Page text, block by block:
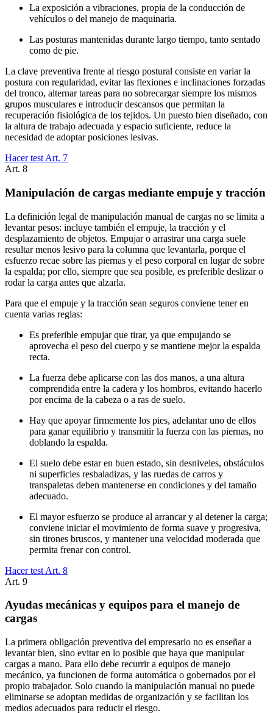
La exposición a vibraciones, propia de la conducción de
vehículos o del manejo de maquinaria.
Las posturas mantenidas durante largo tiempo, tanto sentado
como de pie.
La clave preventiva frente al riesgo postural consiste en variar la
postura con regularidad, evitar las flexiones e inclinaciones forzadas
del tronco, alternar tareas para no sobrecargar siempre los mismos
grupos musculares e introducir descansos que permitan la
recuperación fisiológica de los tejidos. Un puesto bien diseñado, con
la altura de trabajo adecuada y espacio suficiente, reduce la
necesidad de adoptar posiciones lesivas.
Hacer test Art. 7
Art. 8
Manipulación de cargas mediante empuje y tracción
La definición legal de manipulación manual de cargas no se limita a
levantar pesos: incluye también el empuje, la tracción y el
desplazamiento de objetos. Empujar o arrastrar una carga suele
resultar menos lesivo para la columna que levantarla, porque el
esfuerzo recae sobre las piernas y el peso corporal en lugar de sobre
la espalda; por ello, siempre que sea posible, es preferible deslizar o
rodar la carga antes que alzarla.
Para que el empuje y la tracción sean seguros conviene tener en
cuenta varias reglas:
Es preferible empujar que tirar, ya que empujando se
aprovecha el peso del cuerpo y se mantiene mejor la espalda
recta.
La fuerza debe aplicarse con las dos manos, a una altura
comprendida entre la cadera y los hombros, evitando hacerlo
por encima de la cabeza o a ras de suelo.
Hay que apoyar firmemente los pies, adelantar uno de ellos
para ganar equilibrio y transmitir la fuerza con las piernas, no
doblando la espalda.
El suelo debe estar en buen estado, sin desniveles, obstáculos
ni superficies resbaladizas, y las ruedas de carros y
transpaletas deben mantenerse en condiciones y del tamaño
adecuado.
El mayor esfuerzo se produce al arrancar y al detener la carga;
conviene iniciar el movimiento de forma suave y progresiva,
sin tirones bruscos, y mantener una velocidad moderada que
permita frenar con control.
Hacer test Art. 8
Art. 9
Ayudas mecánicas y equipos para el manejo de
cargas
La primera obligación preventiva del empresario no es enseñar a
levantar bien, sino evitar en lo posible que haya que manipular
cargas a mano. Para ello debe recurrir a equipos de manejo
mecánico, ya funcionen de forma automática o gobernados por el
propio trabajador. Solo cuando la manipulación manual no puede
eliminarse se adoptan medidas de organización y se facilitan los
medios adecuados para reducir el riesgo.